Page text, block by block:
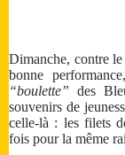
Dimanche, contre
bonne
“boulette” des
souvenirs de
celle-là : les filets
fois pour la même